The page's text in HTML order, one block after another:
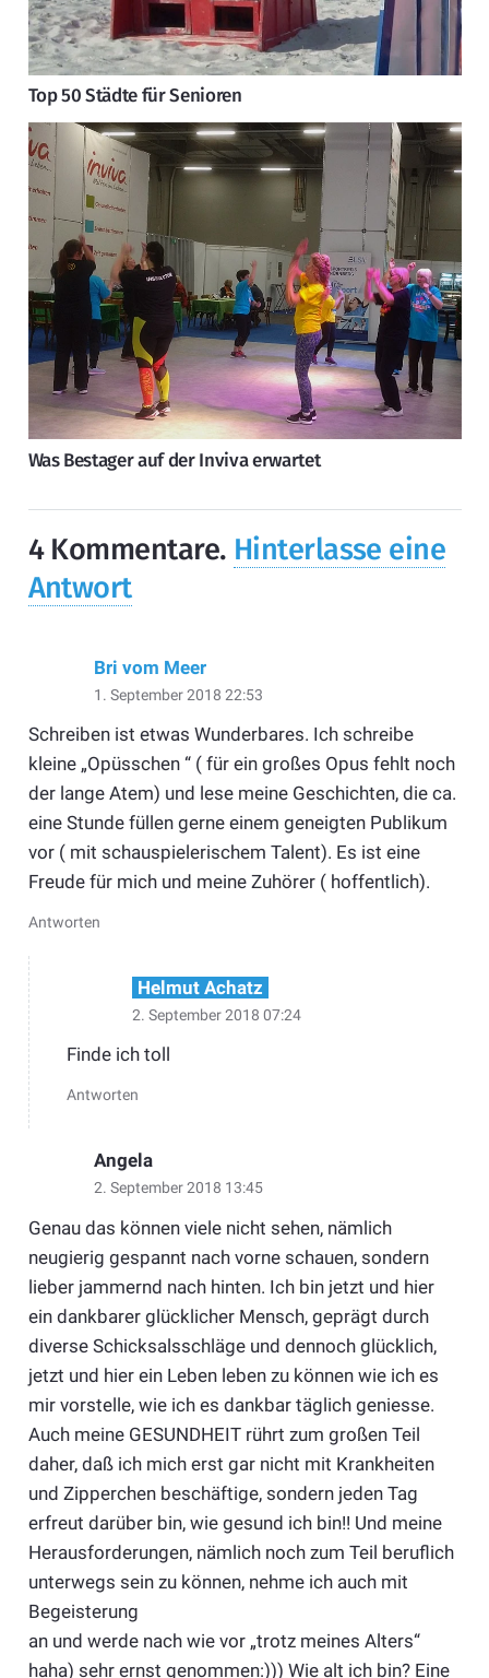
Top 50 Städte für Senioren
Was Bestager auf der Inviva erwartet
4 Kommentare. Hinterlasse eine
Antwort
Bri vom Meer
1. September 2018 22:53
Schreiben ist etwas Wunderbares. Ich schreibe
kleine „Opüsschen “ ( für ein großes Opus fehlt noch
der lange Atem) und lese meine Geschichten, die ca.
eine Stunde füllen gerne einem geneigten Publikum
vor ( mit schauspielerischem Talent). Es ist eine
Freude für mich und meine Zuhörer ( hoffentlich).
Antworten
Helmut Achatz
2. September 2018 07:24
Finde ich toll
Antworten
Angela
2. September 2018 13:45
Genau das können viele nicht sehen, nämlich
neugierig gespannt nach vorne schauen, sondern
lieber jammernd nach hinten. Ich bin jetzt und hier
ein dankbarer glücklicher Mensch, geprägt durch
diverse Schicksalsschläge und dennoch glücklich,
jetzt und hier ein Leben leben zu können wie ich es
mir vorstelle, wie ich es dankbar täglich geniesse.
Auch meine GESUNDHEIT rührt zum großen Teil
daher, daß ich mich erst gar nicht mit Krankheiten
und Zipperchen beschäftige, sondern jeden Tag
erfreut darüber bin, wie gesund ich bin!! Und meine
Herausforderungen, nämlich noch zum Teil beruflich
unterwegs sein zu können, nehme ich auch mit
Begeisterung
an und werde nach wie vor „trotz meines Alters“
haha) sehr ernst genommen:))) Wie alt ich bin? Eine